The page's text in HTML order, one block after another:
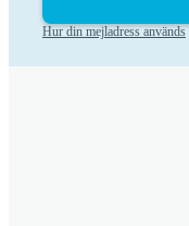
Hur din mejladress används